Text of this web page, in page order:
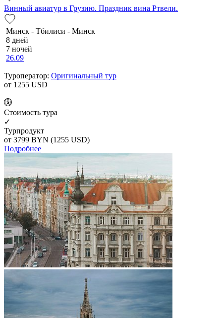
Винный авиатур в Грузию. Праздник вина Ртвели.
Минск - Тбилиси - Минск
8 дней
7 ночей
26.09
Туроператор: Оригинальный тур
от 1255 USD
Cтоимость тура
✓
Турпродукт
от 3799 BYN (1255 USD)
Подробнее